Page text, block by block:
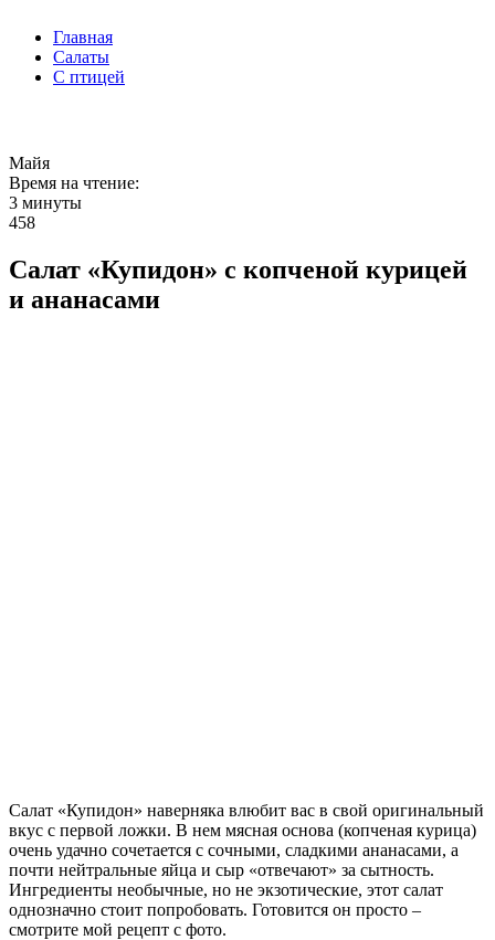
Главная
Салаты
С птицей
Майя
Время на чтение:
3 минуты
458
Салат «Купидон» с копченой курицей
и ананасами
Салат «Купидон» наверняка влюбит вас в свой оригинальный
вкус с первой ложки. В нем мясная основа (копченая курица)
очень удачно сочетается с сочными, сладкими ананасами, а
почти нейтральные яйца и сыр «отвечают» за сытность.
Ингредиенты необычные, но не экзотические, этот салат
однозначно стоит попробовать. Готовится он просто –
смотрите мой рецепт с фото.